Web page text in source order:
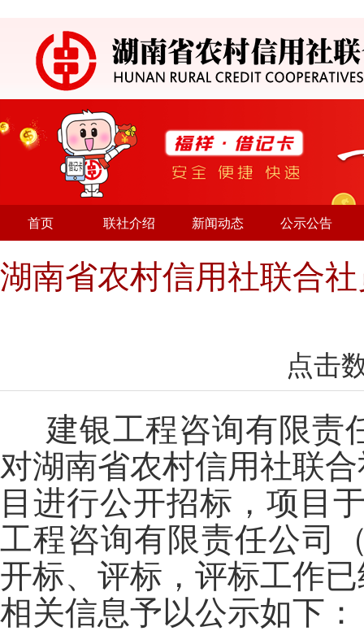
首页 联社介绍 新闻动态 公示公告
湖南省农村信用社联合
点击
建银工程咨询有限责
对湖南省农村信用社联
目进行公开招标，项目
工程咨询有限责任公司
开标、评标，评标工作
相关信息予以公示如下：